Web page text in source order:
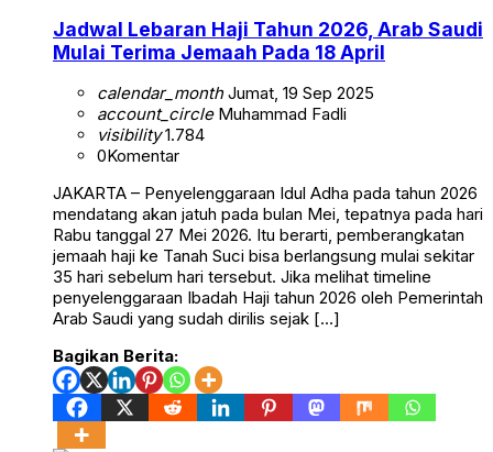
Jadwal Lebaran Haji Tahun 2026, Arab Saudi
Mulai Terima Jemaah Pada 18 April
calendar_monthJumat, 19 Sep 2025
account_circleMuhammad Fadli
visibility1.784
0Komentar
JAKARTA – Penyelenggaraan Idul Adha pada tahun 2026
mendatang akan jatuh pada bulan Mei, tepatnya pada hari
Rabu tanggal 27 Mei 2026. Itu berarti, pemberangkatan
jemaah haji ke Tanah Suci bisa berlangsung mulai sekitar
35 hari sebelum hari tersebut. Jika melihat timeline
penyelenggaraan Ibadah Haji tahun 2026 oleh Pemerintah
Arab Saudi yang sudah dirilis sejak […]
Bagikan Berita: